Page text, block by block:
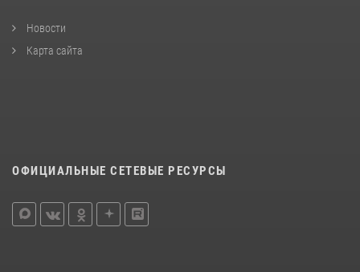
Новости
Карта сайта
ОФИЦИАЛЬНЫЕ СЕТЕВЫЕ РЕСУРСЫ